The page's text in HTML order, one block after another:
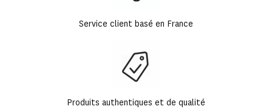
Service client basé en France
Produits authentiques et de qualité